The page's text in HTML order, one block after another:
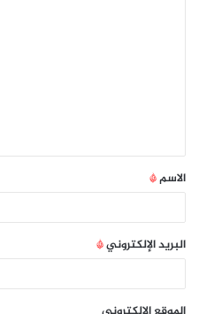
الاسم*
البريد الإلكتروني*